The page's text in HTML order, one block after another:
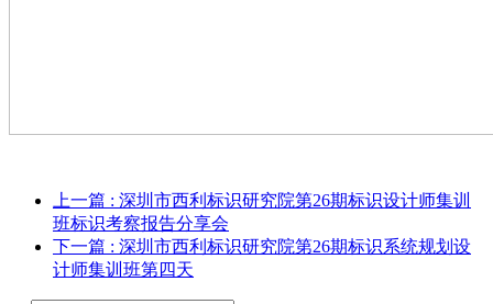
上一篇 : 深圳市西利标识研究院第26期标识设计师集训
班标识考察报告分享会
下一篇 : 深圳市西利标识研究院第26期标识系统规划设
计师集训班第四天